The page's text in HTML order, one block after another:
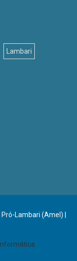
Lambari
Lambari (Amel) |